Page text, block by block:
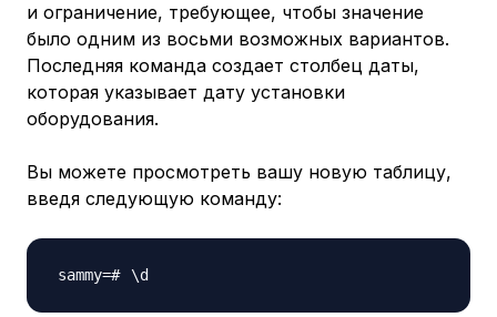
и ограничение, требующее, чтобы значение
было одним из восьми возможных вариантов.
Последняя команда создает столбец даты,
которая указывает дату установки
оборудования.
Вы можете просмотреть вашу новую таблицу,
введя следующую команду:
\